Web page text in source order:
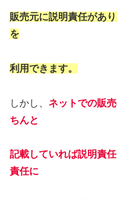
販売元に説明責任があ
を
利用できます。
しかし、 ネットでの販
ちんと
記載していれば説明責
責任に